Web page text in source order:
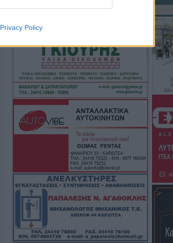
Privacy Policy
δυνάμεις στην πυρκαγιά σε
Κορίνθου
7 Αυγούστου 2026, 16:58
Το Σάββατο 8 Αυγούστου η κηδεία
του Δημήτριου Αρβανίτη - Αδάμου
7 Αυγούστου 2026, 16:51
Κορυφώνεται η έξοδος του
Αυγούστου – Χιλιάδες επιβάτες
αναχωρούν από τα λιμάνια
7 Αυγούστου 2026, 16:36
ΥΠΑΑΤ: Πρόσθετοι πόροι 12,5
εκατ. ευρώ για την προστασία της
κτηνοτροφίας
7 Αυγούστου 2026, 16:06
2,3 εκατ. ευρώ από το Υπ.
Παιδείας για τη φοιτητική στέγη
στο Πανεπιστήμιο Θεσσαλίας